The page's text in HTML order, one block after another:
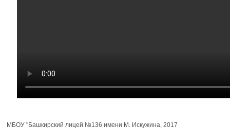
МБОУ "Башкирский лицей №136 имени М. Искужина, 2017